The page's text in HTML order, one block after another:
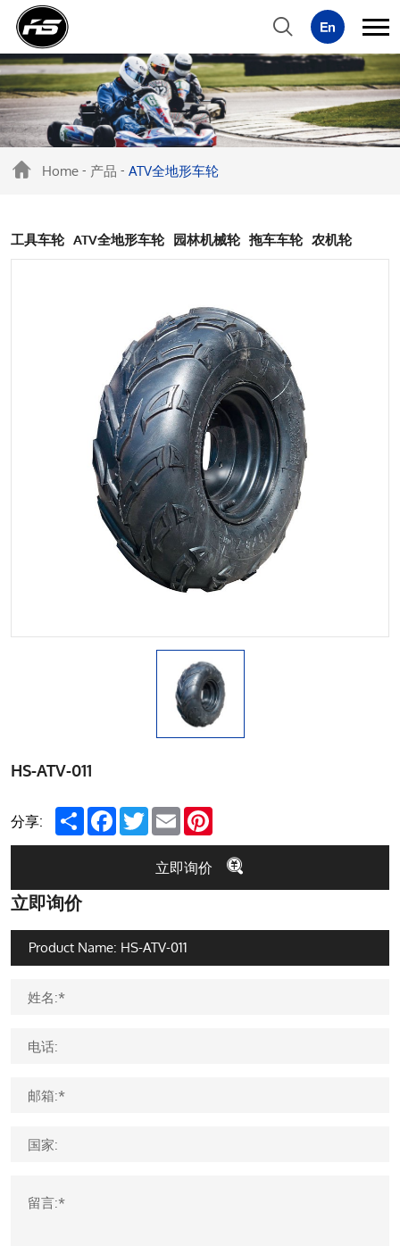
Home - 产品 - ATV全地形车轮
工具车轮 ATV全地形车轮 园林机械轮 拖车车轮 农机轮
HS-ATV-011
分享: Share FacebookTwitterEmail
立即询价
立即询价
姓名:*
电话:
邮箱:*
国家:
留言:*